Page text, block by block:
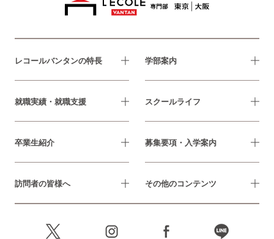
レコールバンタンの特長 学部案内
就職実績・就職支援 スクールライフ
卒業生紹介 募集要項・入学案内
訪問者の皆様へ その他のコンテンツ